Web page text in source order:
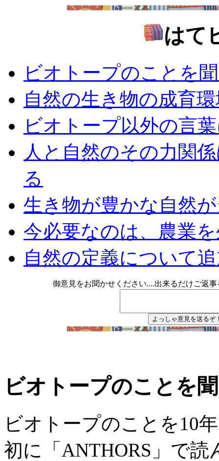
はて
ビオトープのことを
自然の生き物の成育
ビオトープ以外の言
人と自然のその力関
る
生き物が豊かな自然
今必要なのは、農業
自然の定義について
御意見をお聞かせください....出来るだけご返事
ビオトープのことを
ビオトープのことを10
初に「ANTHORS」で